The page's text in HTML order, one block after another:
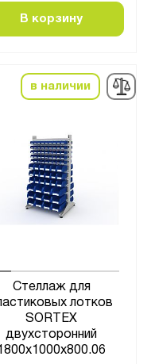
В корзину
в наличии
Стеллаж для
лотков
SORTEX
двухсторонний